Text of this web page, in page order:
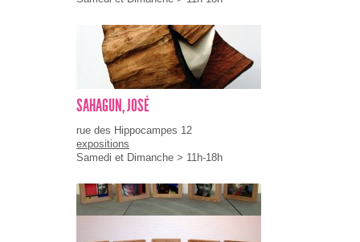
SAHAGUN, JOSÉ
rue des Hippocampes 12
expositions
Samedi et Dimanche > 11h-18h